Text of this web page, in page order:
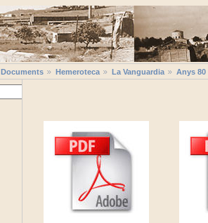
Documents Hemeroteca La Vanguardia Anys 80